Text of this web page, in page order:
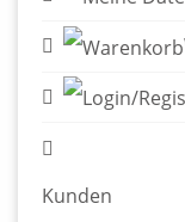
© 2026 Edition